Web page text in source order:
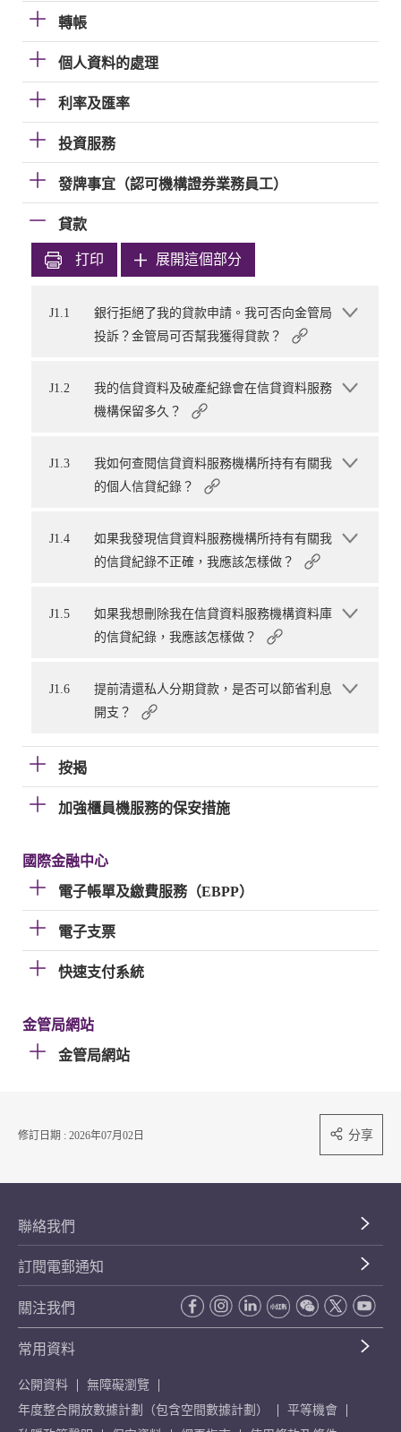
轉帳
個人資料的處理
利率及匯率
投資服務
發牌事宜（認可機構證券業務員工）
貸款
打印 展開這個部分
J1.1
銀行拒絕了我的貸款申請。我可否向金管局
投訴？金管局可否幫我獲得貸款？
J1.2
我的信貸資料及破產紀錄會在信貸資料服務
機構保留多久？
J1.3
我如何查閱信貸資料服務機構所持有有關我
的個人信貸紀錄？
J1.4
如果我發現信貸資料服務機構所持有有關我
的信貸紀錄不正確，我應該怎樣做？
J1.5
如果我想刪除我在信貸資料服務機構資料庫
的信貸紀錄，我應該怎樣做？
J1.6
提前清還私人分期貸款，是否可以節省利息
開支？
按揭
加強櫃員機服務的保安措施
國際金融中心
電子帳單及繳費服務（EBPP）
電子支票
快速支付系統
金管局網站
金管局網站
修訂日期 : 2026年07月02日 分享
聯絡我們
訂閱電郵通知
關注我們
常用資料
公開資料
無障礙瀏覽
年度整合開放數據計劃（包含空間數據計劃）
平等機會